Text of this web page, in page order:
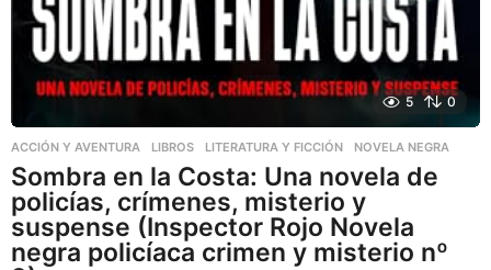
5 0
ACCIÓN Y AVENTURA ,LIBROS ,LITERATURA Y FICCIÓN NOVELA NEGRA
Sombra en la Costa: Una novela de
policías, crímenes, misterio y
suspense (Inspector Rojo Novela
negra policíaca crimen y misterio nº